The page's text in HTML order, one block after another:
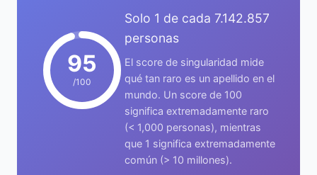
95
/100
Solo 1 de cada 7.142.857
personas
El score de singularidad mide
qué tan raro es un apellido en el
mundo. Un score de 100
significa extremadamente raro
(< 1,000 personas), mientras
que 1 significa extremadamente
común (> 10 millones).